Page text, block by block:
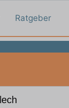
Ratgeber